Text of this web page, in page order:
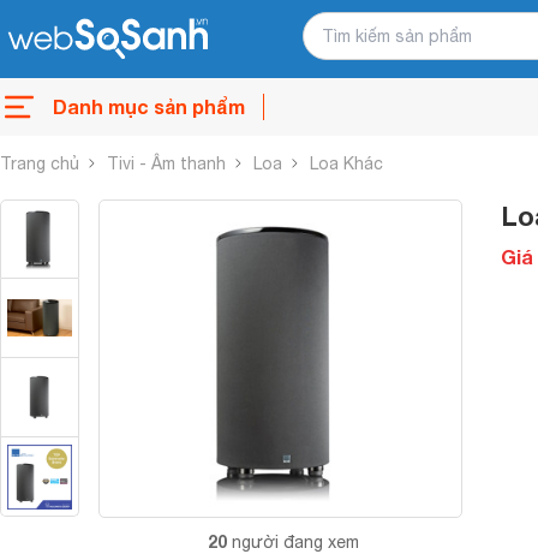
Danh mục sản phẩm
Trang chủ Tivi - Âm thanh Loa Loa Khác
20 người đang xem
Giá